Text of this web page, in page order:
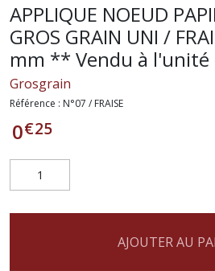
APPLIQUE NOEUD
GROS GRAIN UNI /
mm ** Vendu à l'unité
Grosgrain
Référence : N°07 / FRAISE
0€25
AJOUTER AU